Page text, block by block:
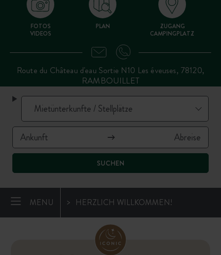
SUCHEN
FOTOS
VIDEOS
PLAN
ZUGANG
CAMPINGPLATZ
Route du Château d'eau Sortie N10 Les éveuses, 78120,
RAMBOUILLET
MENU HERZLICH WILLKOMMEN!